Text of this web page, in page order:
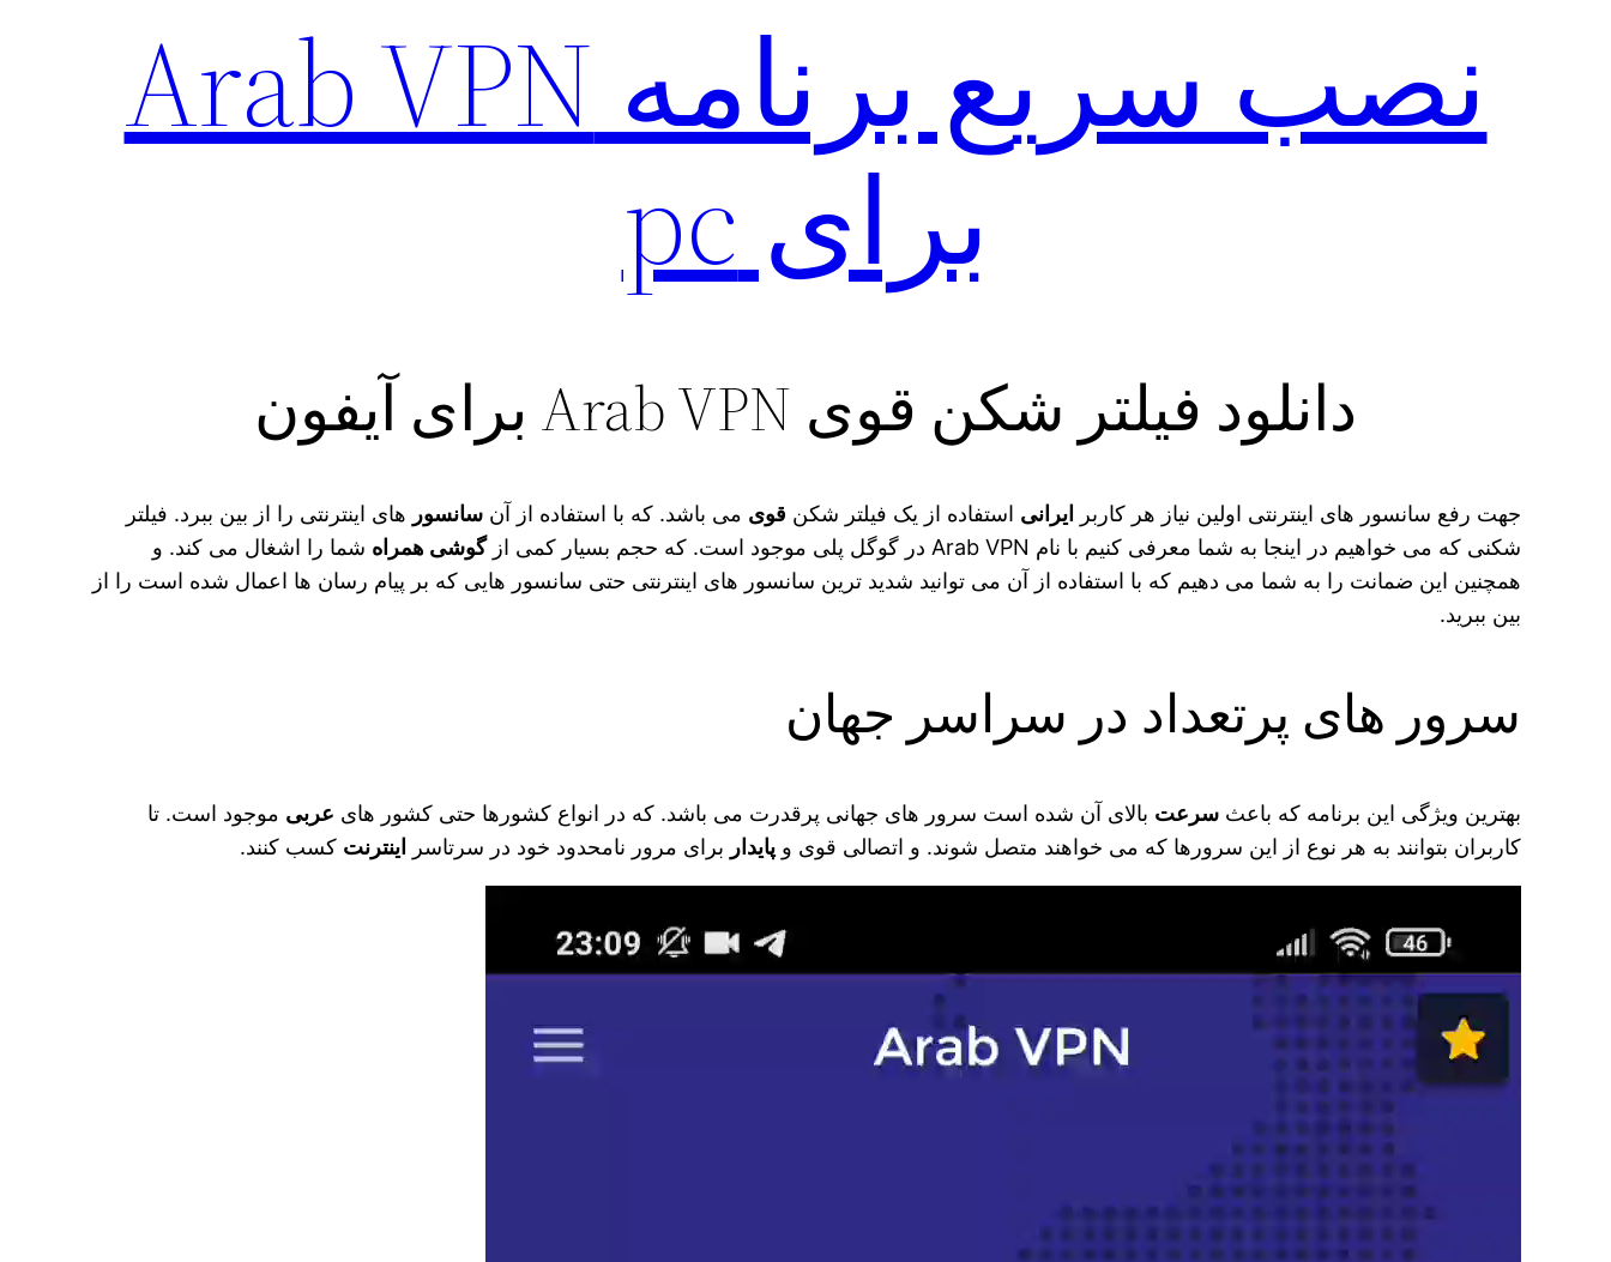
نصب سریع برنامه Arab VPN
برای pc
دانلود فیلتر شکن قوی Arab VPN برای آیفون
جهت رفع سانسور های اینترنتی اولین نیاز هر کاربر ایرانی استفاده از یک فیلتر شکن قوی می‌ باشد. که با استفاده از آنسانسور های اینترنتی را از بین ببرد. فیلتر
شکنی که می‌ خواهیم در اینجا به شما معرفی کنیم با نام Arab VPN در گوگل پلی موجود است. که حجم بسیار کمی از
گوشی همراه شما را اشغال می‌ کند. و
همچنین این ضمانت را به شما می‌ دهیم که با استفاده از آن می‌ توانید شدید ترین سانسور های اینترنتی حتی سانسور هایی که بر پیام رسان‌ ها اعمال شده است را از
بین ببرید.
سرور های پرتعداد در سراسر جهان
بهترین ویژگی این برنامه که باعثسرعت بالای آن شده است سرور های جهانی پرقدرت می‌ باشد. که در انواع کشورها حتی کشور های عربی موجود است. تا
کاربران بتوانند به هر نوع از این سرورها که می‌ خواهند متصل شوند. و اتصالی قوی وپایدار برای مرور نامحدود خود در سرتاسر اینترنت کسب کنند.